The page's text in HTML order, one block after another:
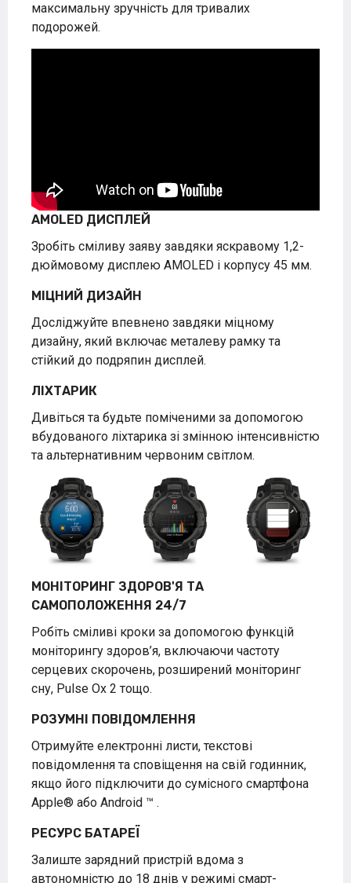
максимальну зручність для тривалих
подорожей.
AMOLED ДИСПЛЕЙ
Зробіть сміливу заяву завдяки яскравому 1,2-
дюймовому дисплею AMOLED і корпусу 45 мм.
МІЦНИЙ ДИЗАЙН
Досліджуйте впевнено завдяки міцному
дизайну, який включає металеву рамку та
стійкий до подряпин дисплей.
ЛІХТАРИК
Дивіться та будьте поміченими за допомогою
вбудованого ліхтарика зі змінною інтенсивністю
та альтернативним червоним світлом.
МОНІТОРИНГ ЗДОРОВ'Я ТА
САМОПОЛОЖЕННЯ 24/7
Робіть сміливі кроки за допомогою функцій
моніторингу здоров’я, включаючи частоту
серцевих скорочень, розширений моніторинг
сну, Pulse Ox 2 тощо.
РОЗУМНІ ПОВІДОМЛЕННЯ
Отримуйте електронні листи, текстові
повідомлення та сповіщення на свій годинник,
якщо його підключити до сумісного смартфона
Apple® або Android ™ .
РЕСУРС БАТАРЕЇ
Залиште зарядний пристрій вдома з
автономністю до 18 днів у режимі смарт-